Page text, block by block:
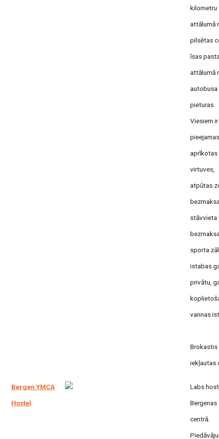
kilometru
attālumā
pilsētas
īsas
attālumā
autobusa
pieturas.
Viesiem ir
pieejamas
aprīkotas
virtuves,
atpūtas
stāvvieta
sporta
istabas
privātu,
vannas
Brokastis
iekļautas
Bergen YMCA
Hostel
Labs
Bergenas
centrā.